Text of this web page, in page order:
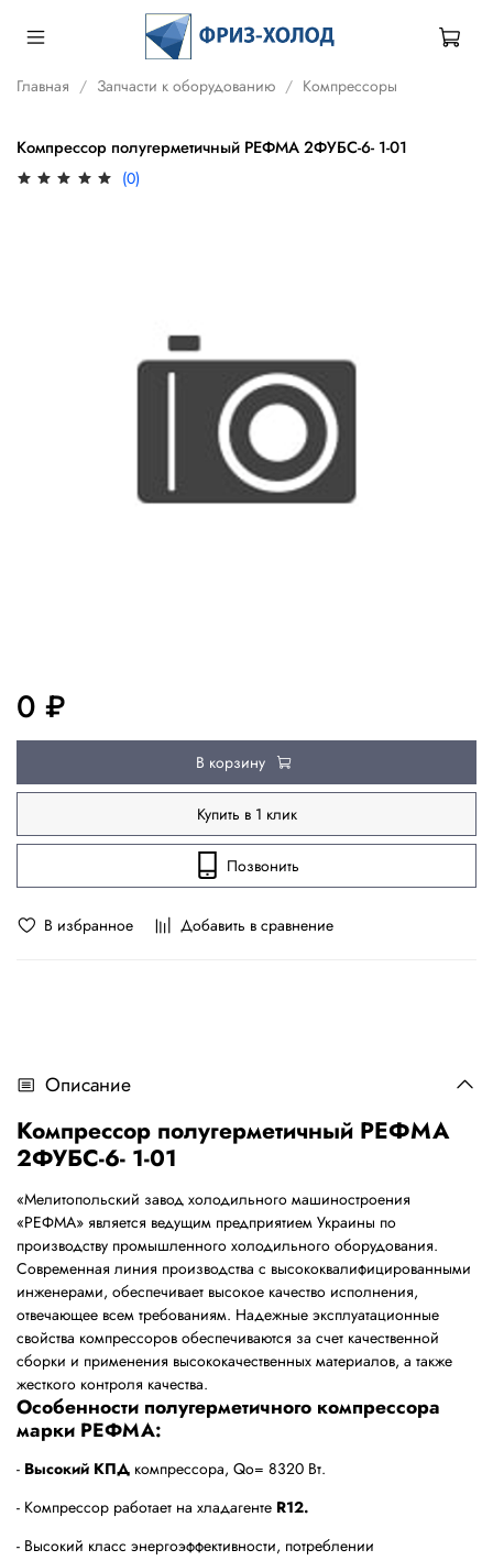
Главная Запчасти к оборудованию Компрессоры
Компрессор полугерметичный РЕФМА 2ФУБС-6- 1-01
(0)
В избранное Добавить в сравнение
0 ₽
В корзину
Купить в 1 клик
Позвонить
Описание
Компрессор полугерметичный РЕФМА
2ФУБС-6- 1-01
«Мелитопольский завод холодильного машиностроения
«РЕФМА» является ведущим предприятием Украины по
производству промышленного холодильного оборудования.
Современная линия производства с высококвалифицированными
инженерами, обеспечивает высокое качество исполнения,
отвечающее всем требованиям. Надежные эксплуатационные
свойства компрессоров обеспечиваются за счет качественной
сборки и применения высококачественных материалов, а также
жесткого контроля качества.
Особенности полугерметичного компрессора
марки РЕФМА:
- Высокий КПД компрессора, Qo= 8320 Bт.
- Компрессор работает на хладагенте R12.
- Высокий класс энергоэффективности, потреблении